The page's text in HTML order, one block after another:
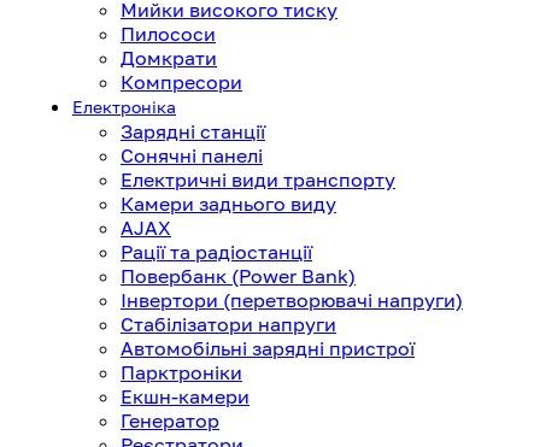
Мийки високого тиску
Пилососи
Домкрати
Компресори
Електроніка
Зарядні станції
Сонячні панелі
Електричні види транспорту
Камери заднього виду
AJAX
Рації та радіостанції
Повербанк (Power Bank)
Інвертори (перетворювачі напруги)
Стабілізатори напруги
Автомобільні зарядні пристрої
Парктроніки
Екшн-камери
Генератор